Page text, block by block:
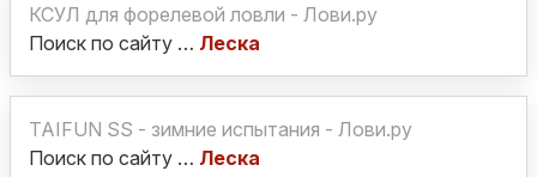
КСУЛ для форелевой ловли - Лови.ру
Поиск по сайту … Леска
TAIFUN SS - зимние испытания - Лови.ру
Поиск по сайту … Леска